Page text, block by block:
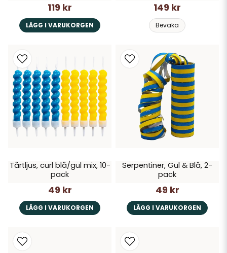
119 kr
LÄGG I VARUKORGEN
149 kr
Bevaka
Tårtljus, curl blå/gul mix, 10-
pack
49 kr
LÄGG I VARUKORGEN
Serpentiner, Gul & Blå, 2-
pack
49 kr
LÄGG I VARUKORGEN